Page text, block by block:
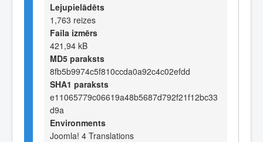
Lejupielādēts
1,763 reizes
Faila izmērs
421,94 kB
MD5 paraksts
8fb5b9974c5f810ccda0a92c4c02efdd
SHA1 paraksts
e11065779c06619a48b5687d792f21f12bc33
d9a
Environments
Joomla! 4 Translations